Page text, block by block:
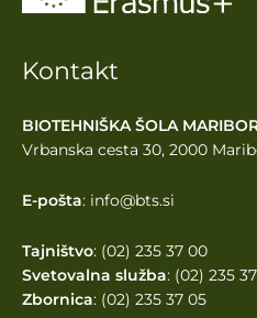
Kontakt
BIOTEHNIŠKA ŠOLA
Vrbanska cesta 30, 2000
E-pošta: info@bts.si
Tajništvo: (02) 235 37 00
Svetovalna služba: (02) 235
Zbornica: (02) 235 37 05